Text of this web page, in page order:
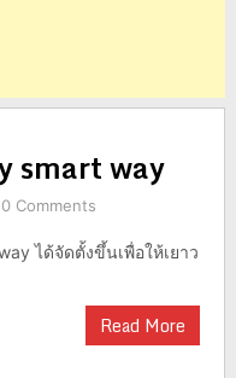
smart way
0 Comments
ได้จัดตั้งขึ้นเพื่อให้เยาว
Read More